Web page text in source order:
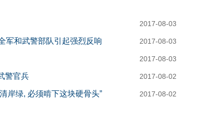
2017-08-03
2017-08-03
军和武警部队引起强烈反响
2017-08-03
2017-08-02
警官兵
2017-08-02
岸绿, 必须啃下这块硬骨头”